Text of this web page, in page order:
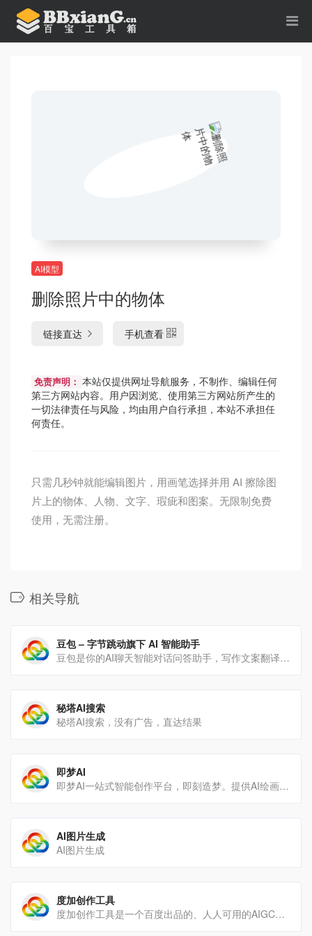
AI模型
删除照片中的物体
链接直达 手机查看
免责声明： 本站仅提供网址导航服务，不制作、编辑任何
第三方网站内容。用户因浏览、使用第三方网站所产生的
一切法律责任与风险，均由用户自行承担，本站不承担任
何责任。
只需几秒钟就能编辑图片，用画笔选择并用 AI 擦除图
片上的物体、人物、文字、瑕疵和图案。无限制免费
使用，无需注册。
相关导航
豆包 – 字节跳动旗下 AI 智能助手
豆包是你的AI聊天智能对话问答助手，写作文案翻译编程全能工具。豆包为你答疑解惑，提供灵感，辅助创作，也可以[…]
秘塔AI搜索
秘塔AI搜索，没有广告，直达结果
即梦AI
即梦AI一站式智能创作平台，即刻造梦。提供AI绘画和AIGC视频创作体验，拥有激发无限创作灵感的社区。让即梦A[…]
AI图片生成
AI图片生成
度加创作工具
度加创作工具是一个百度出品的、人人可用的AIGC创作平台。度加致力于通过AI能力降低内容生成门槛，提升创作效率[…]